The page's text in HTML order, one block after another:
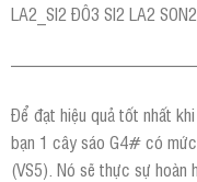
LA2_SI2 ĐÔ3 SI2 LA2
Để đạt hiệu quả tốt nhất
bạn 1 cây sáo G4# có
(VS5). Nó sẽ thực sự